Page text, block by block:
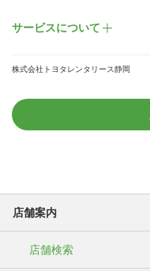
サービスについて
株式会社トヨタレンタリース静岡
店舗案内
店舗検索